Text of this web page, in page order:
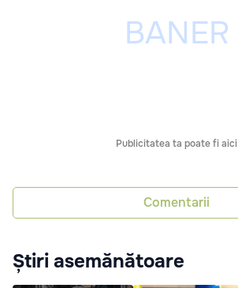
Publicitatea ta poate fi aici
Comentarii
Știri asemănătoare